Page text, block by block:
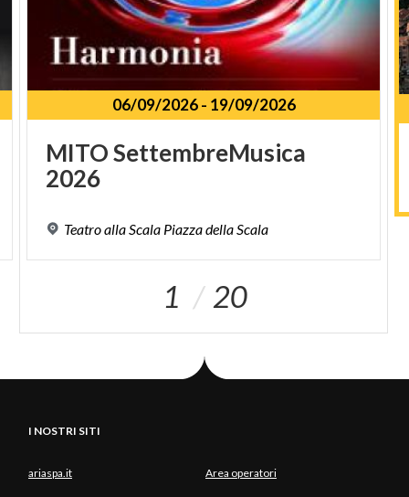
06/09/2026- 19/09/2026
MITOSettembreMusica
2026
TeatroallaScala PiazzadellaScala
1 20
I NOSTRI SITI
ariaspa.it Area operatori